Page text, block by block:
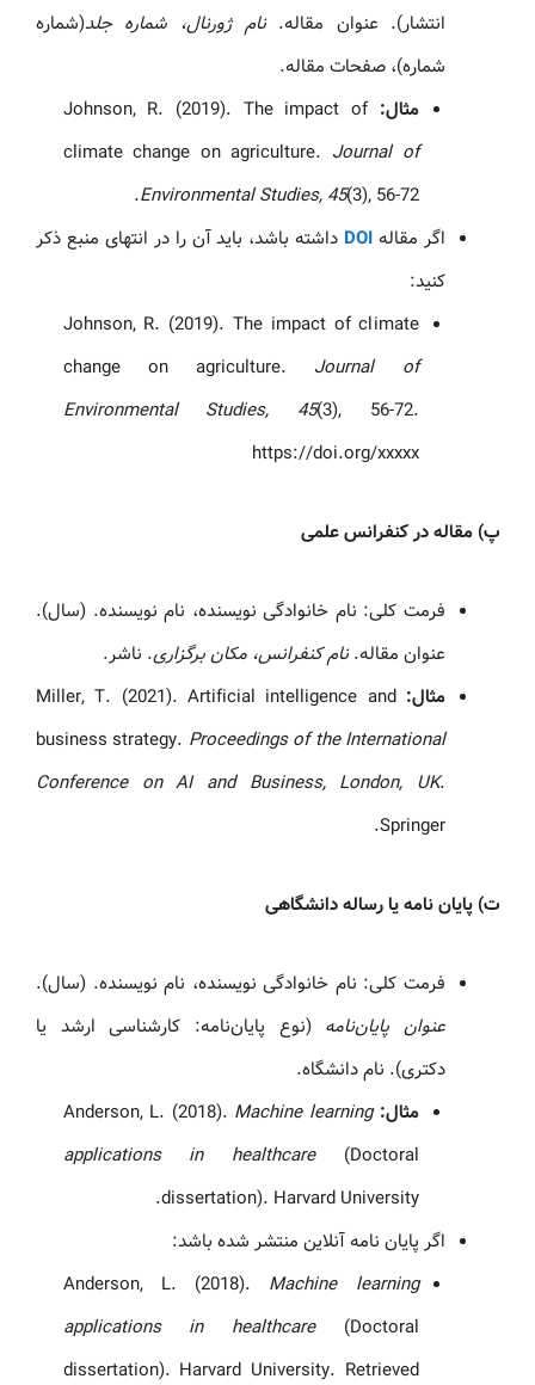
انتشار). عنوان مقاله.نام ژورنال، شماره جلد(شماره
شماره)، صفحات مقاله.
مثال: Johnson, R. (2019). The impact of
climate change on agriculture. Journal of
Environmental Studies, 45(3), 56-72.
اگر مقاله DOI داشته باشد، باید آن را در انتهای منبع ذکر
کنید:
Johnson, R. (2019). The impact of climate
change on agriculture. Journal of
Environmental Studies, 45(3), 56-72.
https://doi.org/xxxxx
پ) مقاله در کنفرانس علمی
فرمت کلی: نام خانوادگی نویسنده، نام نویسنده. (سال).
عنوان مقاله.نام کنفرانس، مکان برگزاری. ناشر.
مثال: Miller, T. (2021). Artificial intelligence and
business strategy. Proceedings of the International
Conference on AI and Business, London, UK.
Springer.
ت) پایان نامه یا رساله دانشگاهی
فرمت کلی: نام خانوادگی نویسنده، نام نویسنده. (سال).
عنوان پایان‌نامه (نوع پایان‌نامه: کارشناسی ارشد یا
دکتری). نام دانشگاه.
مثال: Anderson, L. (2018).
Machine learning
applications in healthcare(Doctoral
dissertation). Harvard University.
اگر پایان نامه آنلاین منتشر شده باشد:
Anderson, L. (2018). Machine learning
applications in healthcare(Doctoral
dissertation). Harvard University. Retrieved